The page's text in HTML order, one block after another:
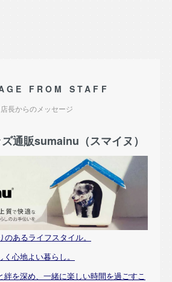
FROM STAFF
店長からのメッセージ
販sumainu（スマイヌ）
あるライフスタイル。
心地よい暮らし。
を深め、一緒に楽しい時間を過ごすこ